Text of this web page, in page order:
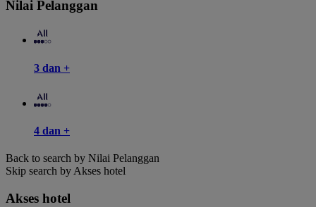
Nilai Pelanggan
3 dan +
4 dan +
Back to search by Nilai Pelanggan
Skip search by Akses hotel
Akses hotel